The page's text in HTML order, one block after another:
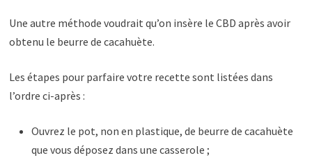
Une autre méthode voudrait qu’on insère le CBD après avoir
obtenu le beurre de cacahuète.
Les étapes pour parfaire votre recette sont listées dans
l’ordre ci-après :
Ouvrez le pot, non en plastique, de beurre de cacahuète
que vous déposez dans une casserole ;